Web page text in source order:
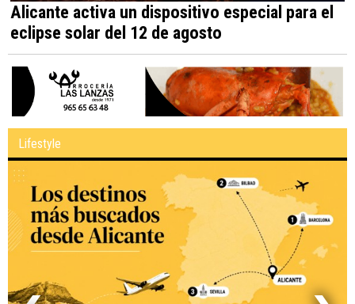
Alicante activa un dispositivo especial para el
eclipse solar del 12 de agosto
Lifestyle